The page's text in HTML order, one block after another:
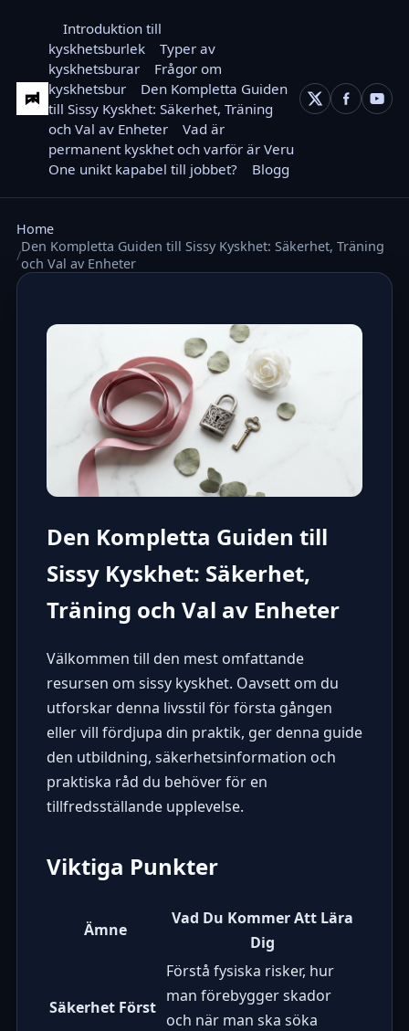
Introduktion till
kyskhetsburlek
Typer av
kyskhetsburar
Frågor om
kyskhetsbur
Den Kompletta Guiden
till Sissy Kyskhet: Säkerhet, Träning
och Val av Enheter
Vad är
permanent kyskhet och varför är Veru
One unikt kapabel till jobbet?
Blogg
Home
Den Kompletta Guiden till Sissy Kyskhet: Säkerhet, Träning
och Val av Enheter
Den Kompletta Guiden till
Sissy Kyskhet: Säkerhet,
Träning och Val av Enheter
Välkommen till den mest omfattande
resursen om sissy kyskhet. Oavsett om du
utforskar denna livsstil för första gången
eller vill fördjupa din praktik, ger denna guide
den utbildning, säkerhetsinformation och
praktiska råd du behöver för en
tillfredsställande upplevelse.
Viktiga Punkter
Ämne
Vad Du Kommer Att Lära
Dig
Säkerhet Först
Förstå fysiska risker, hur
man förebygger skador
och när man ska söka